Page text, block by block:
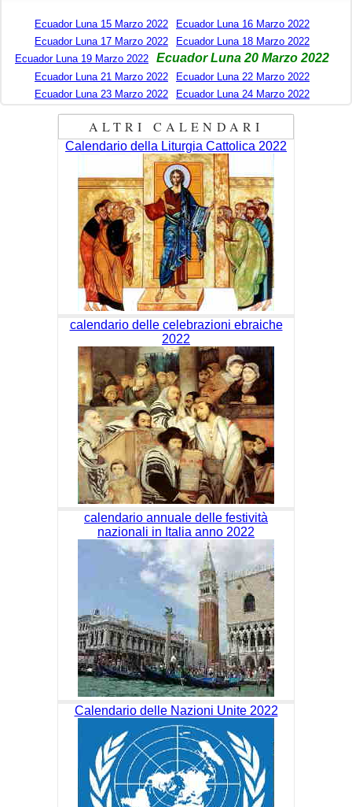
Ecuador Luna 15 Marzo 2022
Ecuador Luna 16 Marzo 2022
Ecuador Luna 17 Marzo 2022
Ecuador Luna 18 Marzo 2022
Ecuador Luna 19 Marzo 2022
Ecuador Luna 20 Marzo 2022
Ecuador Luna 21 Marzo 2022
Ecuador Luna 22 Marzo 2022
Ecuador Luna 23 Marzo 2022
Ecuador Luna 24 Marzo 2022
ALTRI CALENDARI
Calendario della Liturgia Cattolica 2022
calendario delle celebrazioni ebraiche
2022
calendario annuale delle festività
nazionali in Italia anno 2022
Calendario delle Nazioni Unite 2022